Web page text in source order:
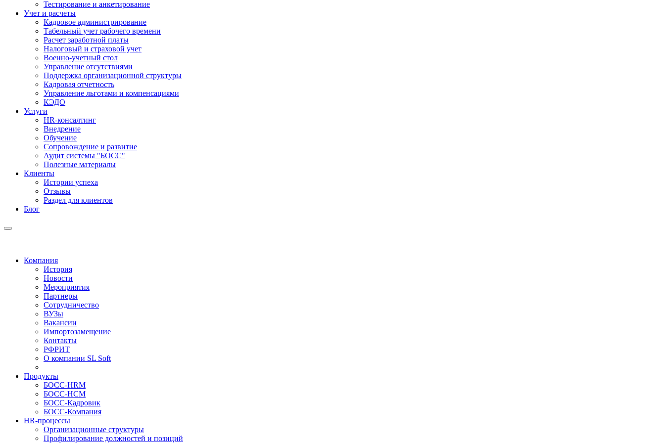
Тестирование и анкетирование
Учет и расчеты
Кадровое администрирование
Табельный учет рабочего времени
Расчет заработной платы
Налоговый и страховой учет
Военно-учетный стол
Управление отсутствиями
Поддержка организационной структуры
Кадровая отчетность
Управление льготами и компенсациями
КЭДО
Услуги
HR-консалтинг
Внедрение
Обучение
Сопровождение и развитие
Аудит системы "БОСС"
Полезные материалы
Клиенты
Истории успеха
Отзывы
Раздел для клиентов
Блог
Компания
История
Новости
Мероприятия
Партнеры
Сотрудничество
ВУЗы
Вакансии
Импортозамещение
Контакты
РФРИТ
О компании SL Soft
Продукты
БОСС-HRM
БОСС-HCM
БОСС-Кадровик
БОСС-Компания
HR-процессы
Организационные структуры
Профилирование должностей и позиций